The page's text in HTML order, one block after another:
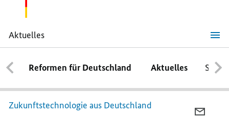
Aktuelles
Weltgrößte
Fabrik
für
Leistungshalbleiter
in
Dresden
eröffnet
Reformen für Deutschland Aktuelles
Zukunftstechnologie aus Deutschland